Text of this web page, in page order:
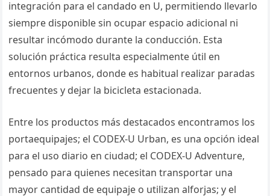
integración para el candado en U, permitiendo llevarlo
siempre disponible sin ocupar espacio adicional ni
resultar incómodo durante la conducción. Esta
solución práctica resulta especialmente útil en
entornos urbanos, donde es habitual realizar paradas
frecuentes y dejar la bicicleta estacionada.
Entre los productos más destacados encontramos los
portaequipajes; el CODEX-U Urban, es una opción ideal
para el uso diario en ciudad; el CODEX-U Adventure,
pensado para quienes necesitan transportar una
mayor cantidad de equipaje o utilizan alforjas; y el